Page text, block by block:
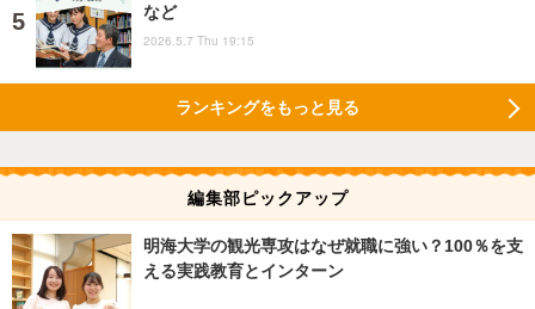
など
2026.5.7 Thu 19:15
ランキングをもっと見る
編集部ピックアップ
明海大学の観光専攻はなぜ就職に強い？100％を支
える実践教育とインターン